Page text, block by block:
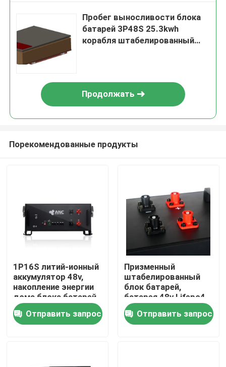
Главная страница
О Компании
Пробег выносливости блока
батарей 3P48S 25.3kwh
корабля штабелированный
Продолжать
Порекомендованные продукты
1P16S литий-ионный
аккумулятор 48v,
накопление энергии
дома блока батарей
Lifepo4
Отправить запрос
Призменный
штабелированный
блок батарей,
батарея 48v Lifepo4
для домашней
пользы
Отправить запрос